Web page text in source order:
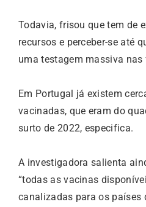
Todavia, frisou que tem de
recursos e perceber-se até
uma testagem massiva nas
Em Portugal já existem
vacinadas, que eram do
surto de 2022, especifica.
A investigadora salienta
“todas as vacinas
canalizadas para os países